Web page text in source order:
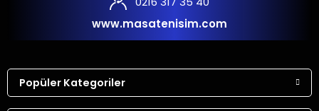
www.masatenisim.com
Popüler Kategoriler